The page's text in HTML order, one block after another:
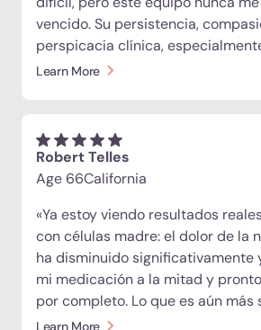
vencido. Su persistencia,
perspicacia clínica,
oxigenoterapia hiperbárica,
intentarlo, lo tenemos». Esa
cuidado. Estoy muy agradecido y
encarecidamente a este equipo
Learn More
Robert Telles
Age 66California
«Ya estoy viendo resultados
con células madre: el dolor de la
ha disminuido significativamente
mi medicación a la mitad y
por completo. Lo que es aún
que mi nivel de azúcar en sangre
Learn More